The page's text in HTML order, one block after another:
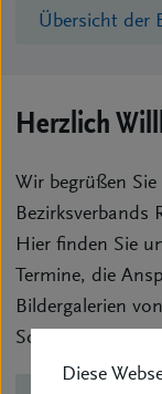
Diese
Übersicht der
Herzlich
Wir begrüßen
Bezirksverbands
Hier finden Sie
Termine, die
Bildergalerien
Schauen Sie